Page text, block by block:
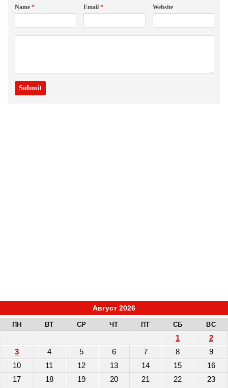
Name * Email* Website
Август 2026
ПН ВТ СР ЧТ ПТ СБ ВС
1
2
3
4 5 6 7 8
9
10
11 12 13 14 15
16
17
18 19 20 21 22
23